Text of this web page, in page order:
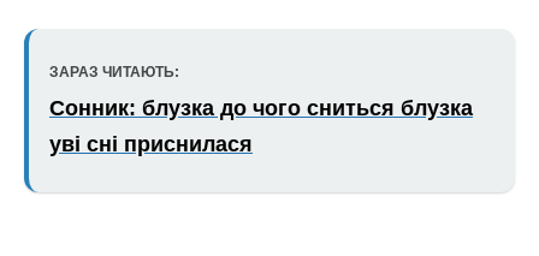
ЗАРАЗ ЧИТАЮТЬ:
Сонник: блузка до чого сниться блузка
уві сні приснилася